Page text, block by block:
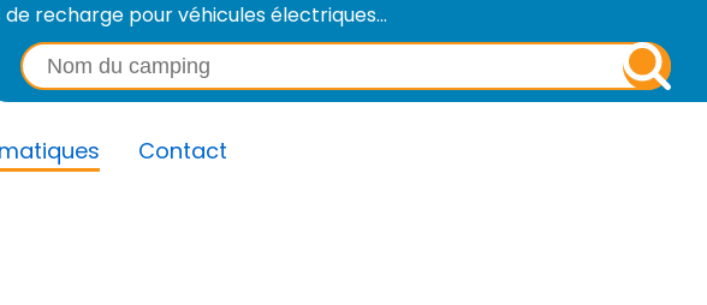
recharge pour véhicules électriques...
Contact